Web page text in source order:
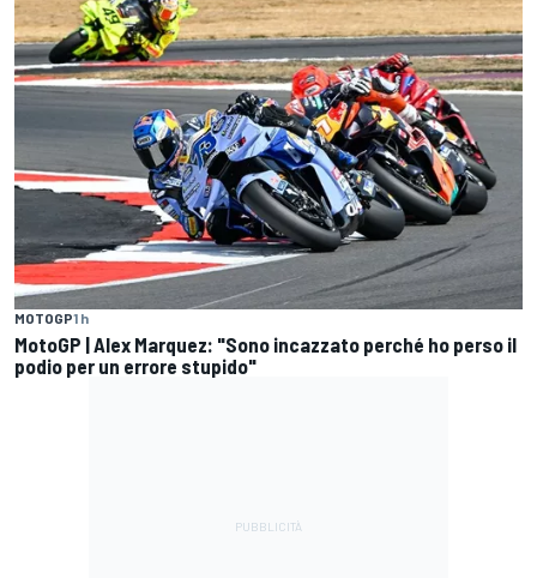
MOTOGP1 h
MotoGP | Alex Marquez: "Sono incazzato perché ho perso il
podio per un errore stupido"